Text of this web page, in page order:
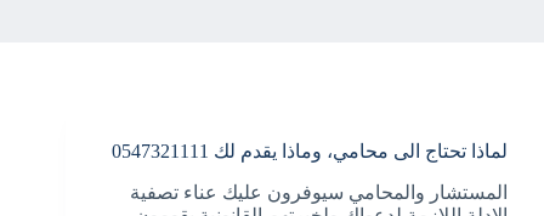
لماذا تحتاج الى محامي، وماذا يقدم لك 0547321111
المستشار والمحامي سيوفرون عليك عناء تصفية